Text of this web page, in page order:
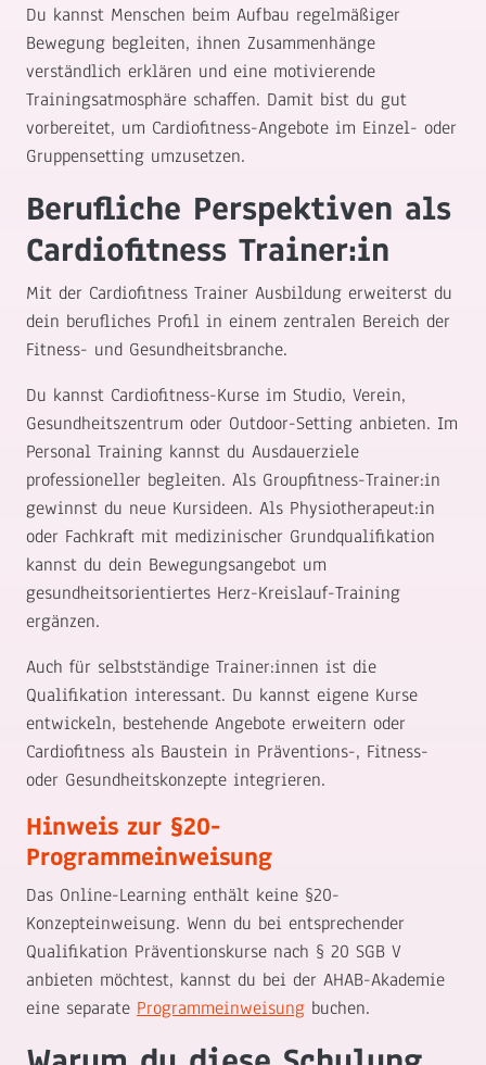
Du kannst Menschen beim Aufbau regelmäßiger
Bewegung begleiten, ihnen Zusammenhänge
verständlich erklären und eine motivierende
Trainingsatmosphäre schaffen. Damit bist du gut
vorbereitet, um Cardiofitness-Angebote im Einzel- oder
Gruppensetting umzusetzen.
Berufliche Perspektiven als
Cardiofitness Trainer:in
Mit der Cardiofitness Trainer Ausbildung erweiterst du
dein berufliches Profil in einem zentralen Bereich der
Fitness- und Gesundheitsbranche.
Du kannst Cardiofitness-Kurse im Studio, Verein,
Gesundheitszentrum oder Outdoor-Setting anbieten. Im
Personal Training kannst du Ausdauerziele
professioneller begleiten. Als Groupfitness-Trainer:in
gewinnst du neue Kursideen. Als Physiotherapeut:in
oder Fachkraft mit medizinischer Grundqualifikation
kannst du dein Bewegungsangebot um
gesundheitsorientiertes Herz-Kreislauf-Training
ergänzen.
Auch für selbstständige Trainer:innen ist die
Qualifikation interessant. Du kannst eigene Kurse
entwickeln, bestehende Angebote erweitern oder
Cardiofitness als Baustein in Präventions-, Fitness-
oder Gesundheitskonzepte integrieren.
Hinweis zur §20-
Programmeinweisung
Das Online-Learning enthält keine §20-
Konzepteinweisung. Wenn du bei entsprechender
Qualifikation Präventionskurse nach § 20 SGB V
anbieten möchtest, kannst du bei der AHAB-Akademie
eine separate Programmeinweisung buchen.